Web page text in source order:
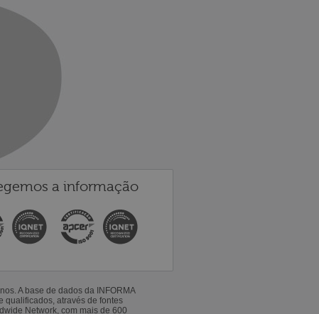
a informação
A base de dados da INFORMA
qualificados, através de fontes
Network, com mais de 600